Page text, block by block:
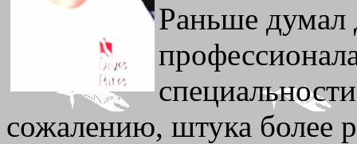
Раньше думал
сожалению, штука более